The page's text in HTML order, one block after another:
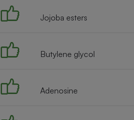
Jojoba esters
Butylene glycol
Adenosine